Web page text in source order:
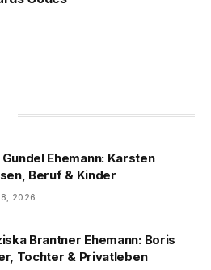
Ehemann: Karsten
Beruf & Kinder
8, 2026
Brantner Ehemann: Boris
Tochter & Privatleben